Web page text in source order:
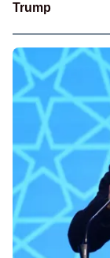
Trump